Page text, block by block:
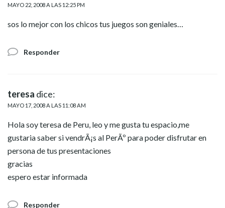
MAYO 22, 2008 A LAS 12:25 PM
sos lo mejor con los chicos tus juegos son geniales…
Responder
teresa dice:
MAYO 17, 2008 A LAS 11:08 AM
Hola soy teresa de Peru, leo y me gusta tu espacio,me
gustaria saber si vendrÃ¡s al PerÃº para poder disfrutar en
persona de tus presentaciones
gracias
espero estar informada
Responder